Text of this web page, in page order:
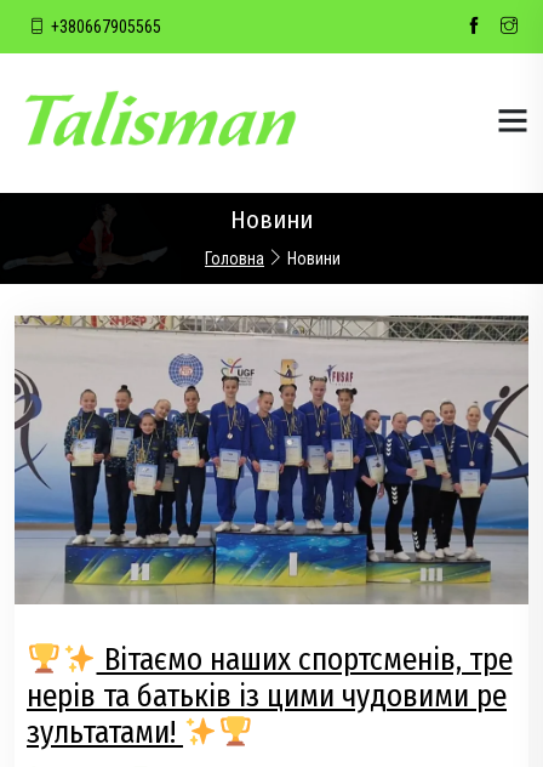
+380667905565
Новини
Головна Новини
Вітаємо наших спортсменів, тре
нерів та батьків із цими чудовими ре
зультатами!